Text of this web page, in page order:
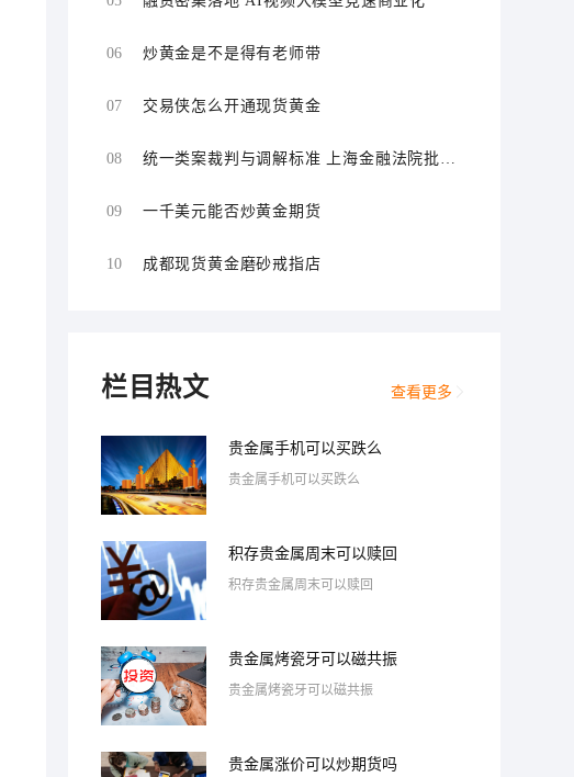
06 炒黄金是不是得有老师带
07 交易侠怎么开通现货黄金
08
统一类案裁判与调解标准 上海金融法院批量
09
一千美元能否炒黄金期货
10 成都现货黄金磨砂戒指店
栏目热文 查看更多
贵金属手机可以买跌么
贵金属手机可以买跌么
积存贵金属周末可以赎回
积存贵金属周末可以赎回
贵金属烤瓷牙可以磁共振
贵金属烤瓷牙可以磁共振
贵金属涨价可以炒期货吗